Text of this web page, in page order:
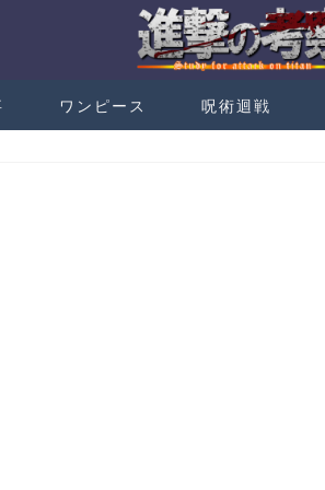
ワンピース 呪術迴戦